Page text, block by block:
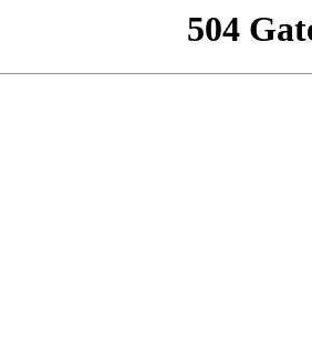
504